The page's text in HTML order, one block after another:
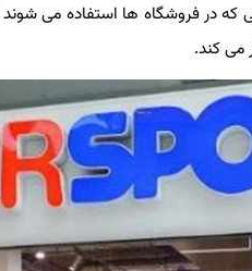
كه در فروشگاه ها استفاده می
كند.